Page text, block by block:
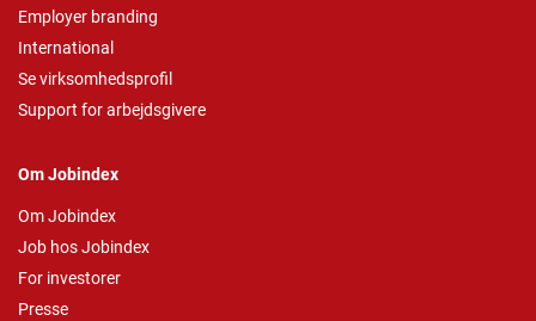
Employer branding
International
Se virksomhedsprofil
Support for arbejdsgivere
Om Jobindex
Om Jobindex
Job hos Jobindex
For investorer
Presse